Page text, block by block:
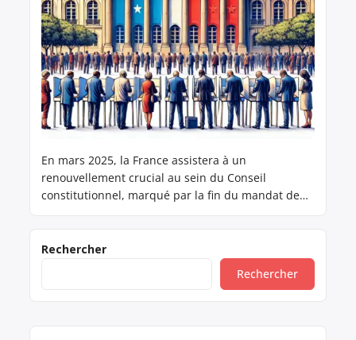
En mars 2025, la France assistera à un
renouvellement crucial au sein du Conseil
constitutionnel, marqué par la fin du mandat de
moment ouvre la porte à une réflexion sur le mode
de désignation des membres du Conseil,
Rechercher
Rechercher